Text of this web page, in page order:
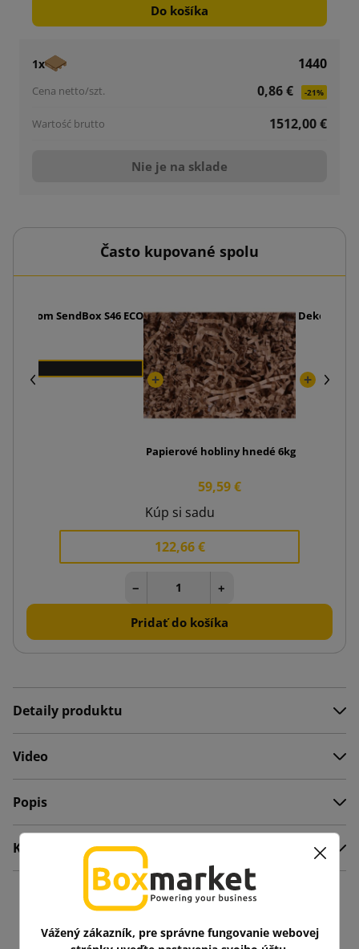
Do košíka
1x
1440
0,86 €
-21%
1512,00 €
Nie je na sklade
Často kupované spolu
dnom SendBox S46 ECO
Papierové hobliny hnedé 6kg
59,59 €
Dekoračné
Kúp si sadu
122,66 €
− +
Pridať do košíka
Detaily produktu
Video
Popis
Komentáre
Mohlo by vás zaujať aj
Vážený zákazník, pre správne fungovanie webovej